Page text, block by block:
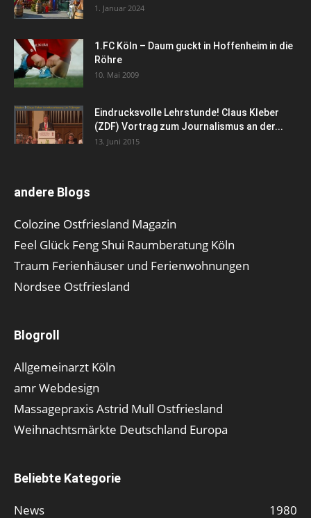
1. Januar 2024
1.FC Köln – Daum guckt in Hoffenheim in die
Röhre
10. Mai 2009
Eindrucksvolle Lehrstunde! Claus Kleber
(ZDF) Vortrag zum Journalismus an der...
13. Juni 2015
andere Blogs
Colozine Ostfriesland Magazin
Feel Glück Feng Shui Raumberatung Köln
Traum Ferienhäuser und Ferienwohnungen
Nordsee Ostfriesland
Blogroll
Allgemeinarzt Köln
amr Webdesign
Massagepraxis Astrid Mull Ostfriesland
Weihnachtsmärkte Deutschland Europa
Beliebte Kategorie
News
1980